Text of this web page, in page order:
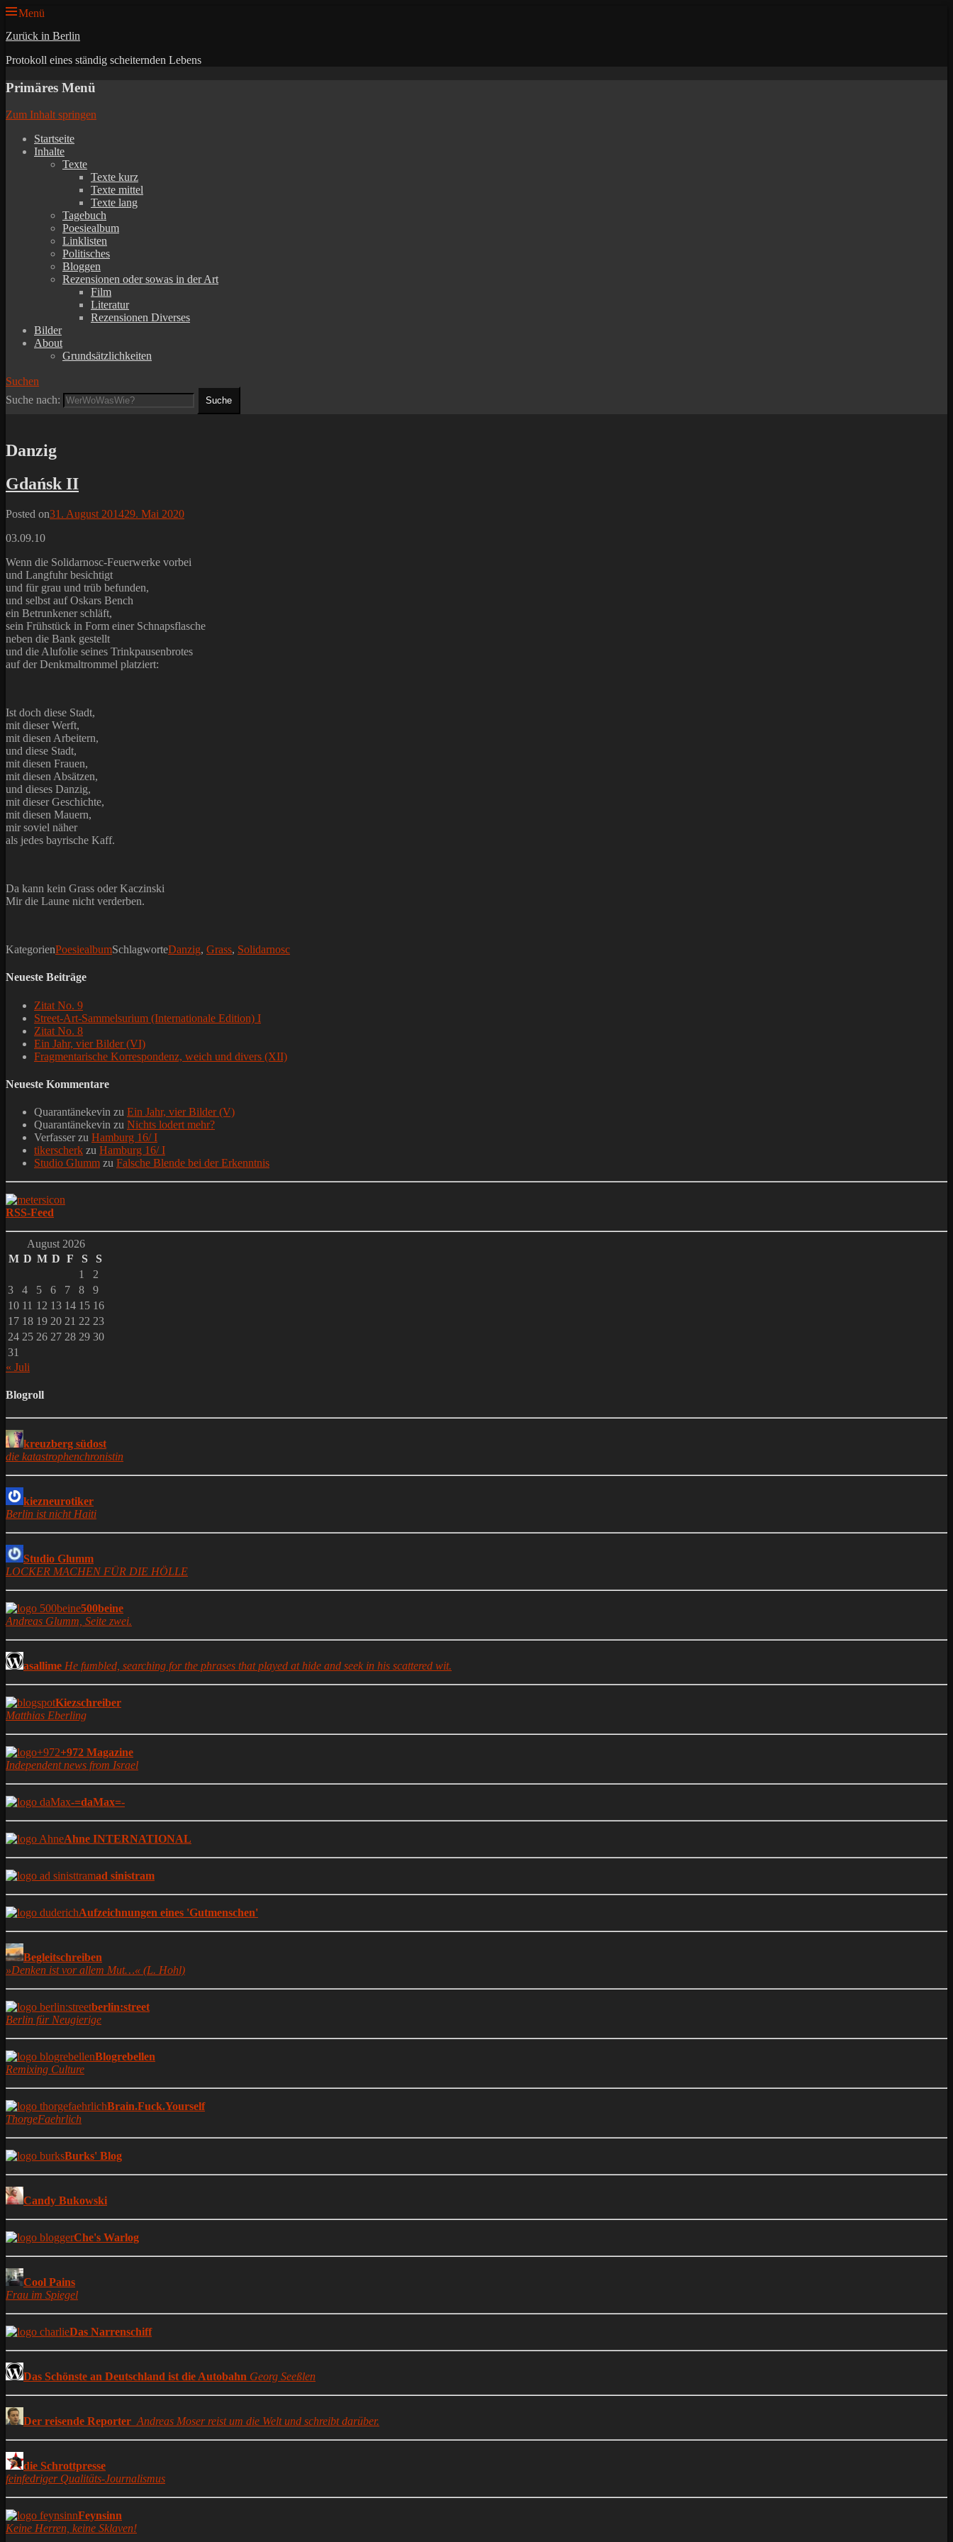
Menü
Zurück in Berlin
Protokoll eines ständig scheiternden Lebens
Primäres Menü
Zum Inhalt springen
Startseite
Inhalte
Texte
Texte kurz
Texte mittel
Texte lang
Tagebuch
Poesiealbum
Linklisten
Politisches
Bloggen
Rezensionen oder sowas in der Art
Film
Literatur
Rezensionen Diverses
Bilder
About
Grundsätzlichkeiten
Suchen
Suche nach:
Danzig
Gdańsk II
Posted on31. August 201429. Mai 2020
03.09.10
Wenn die Solidarnosc-Feuerwerke vorbei
und Langfuhr besichtigt
und für grau und trüb befunden,
und selbst auf Oskars Bench
ein Betrunkener schläft,
sein Frühstück in Form einer Schnapsflasche
neben die Bank gestellt
und die Alufolie seines Trinkpausenbrotes
auf der Denkmaltrommel platziert:
Ist doch diese Stadt,
mit dieser Werft,
mit diesen Arbeitern,
und diese Stadt,
mit diesen Frauen,
mit diesen Absätzen,
und dieses Danzig,
mit dieser Geschichte,
mit diesen Mauern,
mir soviel näher
als jedes bayrische Kaff.
Da kann kein Grass oder Kaczinski
Mir die Laune nicht verderben.
KategorienPoesiealbumSchlagworteDanzig, Grass, Solidarnosc
Neueste Beiträge
Zitat No. 9
Street-Art-Sammelsurium (Internationale Edition) I
Zitat No. 8
Ein Jahr, vier Bilder (VI)
Fragmentarische Korrespondenz, weich und divers (XII)
Neueste Kommentare
Quarantänekevin zu Ein Jahr, vier Bilder (V)
Quarantänekevin zu Nichts lodert mehr?
Verfasserzu Hamburg 16/ I
tikerscherk zu Hamburg 16/ I
Studio Glumm zu Falsche Blende bei der Erkenntnis
RSS-Feed
August 2026
M D M D F S
S
1
2
3
4 5 6 7 8
9
10 11 12 13 14 15 16
17 18 19 20 21 22 23
24 25 26 27 28 29 30
31
« Juli
Blogroll
kreuzberg südost
die katastrophenchronistin
kiezneurotiker
Berlin ist nicht Haiti
Studio Glumm
LOCKER MACHEN FÜR DIE HÖLLE
500beine
Andreas Glumm, Seite zwei.
asallime He fumbled, searching for the phrases that played at hide and seek in his scattered wit.
Kiezschreiber
Matthias Eberling
+972 Magazine
Independent news from Israel
-=daMax=-
Ahne INTERNATIONAL
ad sinistram
Aufzeichnungen eines 'Gutmenschen'
Begleitschreiben
»Denken ist vor allem Mut…« (L. Hohl)
berlin:street
Berlin für Neugierige
Blogrebellen
Remixing Culture
Brain.Fuck.Yourself
ThorgeFaehrlich
Burks' Blog
Candy Bukowski
Che's Warlog
Cool Pains
Frau im Spiegel
Das Narrenschiff
Das Schönste an Deutschland ist die Autobahn Georg Seeßlen
Der reisende Reporter Andreas Moser reist um die Welt und schreibt darüber.
die Schrottpresse
feinfedriger Qualitäts-Journalismus
Feynsinn
Keine Herren, keine Sklaven!